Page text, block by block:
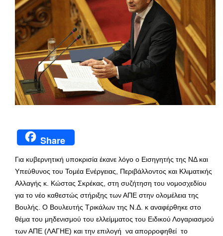
Share
Για κυβερνητική υποκρισία έκανε λόγο ο Εισηγητής της ΝΔ και
Υπεύθυνος του Τομέα Ενέργειας, Περιβάλλοντος και Κλιματικής
Αλλαγής κ. Κώστας Σκρέκας, στη συζήτηση του νομοσχεδίου
για το νέο καθεστώς στήριξης των ΑΠΕ στην ολομέλεια της
Βουλής. Ο Βουλευτής Τρικάλων της Ν.Δ. κ αναφέρθηκε στο
θέμα του μηδενισμού του ελλείμματος του Ειδικού Λογαριασμού
των ΑΠΕ (ΛΑΓΗΕ) και την επιλογή να απορροφηθεί το